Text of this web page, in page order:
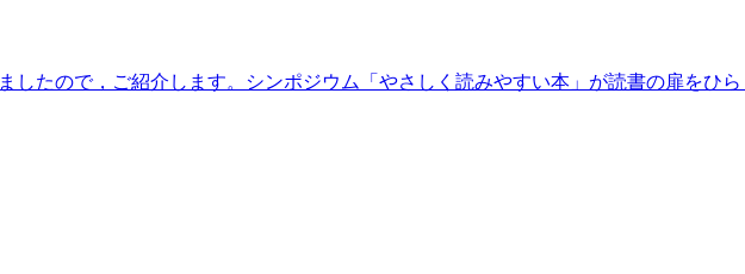
したので，ご紹介します。シンポジウム「やさしく読みやすい本」が読書の扉をひ